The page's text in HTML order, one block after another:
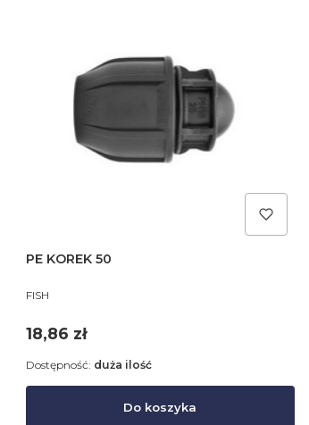
PE KOREK 50
PRODUCENT
FISH
Cena
18,86 zł
Do koszyka
Dostępność: duża ilość